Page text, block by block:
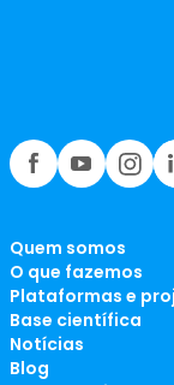
Quem somos
O que fazemos
Plataformas e
Base científica
Notícias
Blog